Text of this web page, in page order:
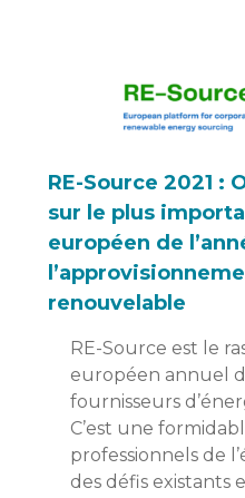
RE-Source 2021 :
sur le plus
européen de
renouvelable
RE-Source est le
européen annuel
fournisseurs
C’est une
professionnels de
des défis existants